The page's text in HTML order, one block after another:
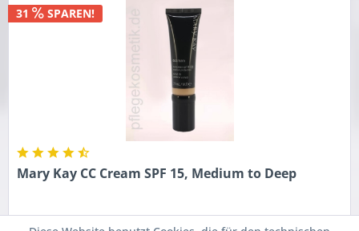
31 SPAREN!
Mary Kay CC Cream SPF 15, Medium to Deep
Die Mary Kay CC Cream Medium to Deep SPF 15 29ml